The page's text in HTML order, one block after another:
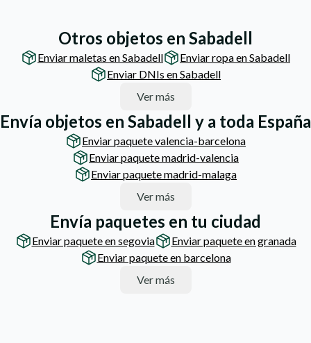
Otros objetos en Sabadell
Enviar maletas en Sabadell
Enviar ropa en Sabadell
Enviar DNIs en Sabadell
Ver más
Envía objetos en Sabadell y a toda España
Enviar paquete valencia-barcelona
Enviar paquete madrid-valencia
Enviar paquete madrid-malaga
Ver más
Envía paquetes en tu ciudad
Enviar paquete en segovia
Enviar paquete en granada
Enviar paquete en barcelona
Ver más